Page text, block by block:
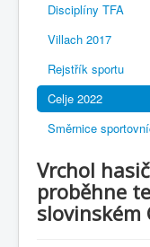
Disciplíny TFA
Villach 2017
Rejstřík sportu
Celje 2022
Směrnice
Vrchol
proběhne
slovinském